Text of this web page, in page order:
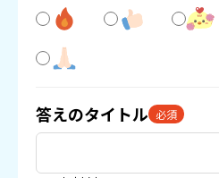
答えのタイトル 必須